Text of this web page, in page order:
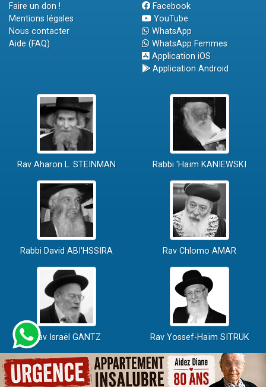
Faire un don !
Mentions légales
Nous contacter
Aide (FAQ)
Facebook
YouTube
WhatsApp
WhatsApp Femmes
Application iOS
Application Android
Rav Aharon L. STEINMAN Rabbi 'Haïm KANIEWSKI
Rabbi David ABI'HSSIRA Rav Chlomo AMAR
Rav Israël GANTZ Rav Yossef-Haïm SITRUK